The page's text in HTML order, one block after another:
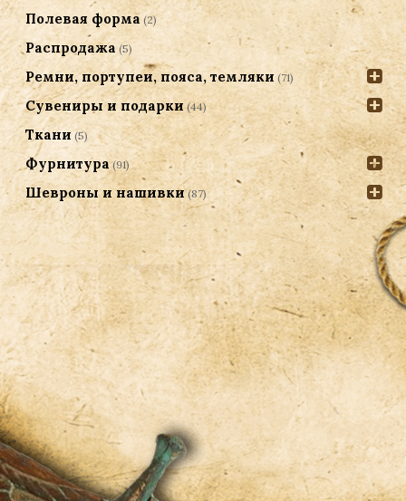
Полевая форма (2)
Распродажа (5)
Ремни, портупеи, пояса, темляки (71)
Сувениры и подарки (44)
Ткани (5)
Фурнитура (91)
Шевроны и нашивки (87)